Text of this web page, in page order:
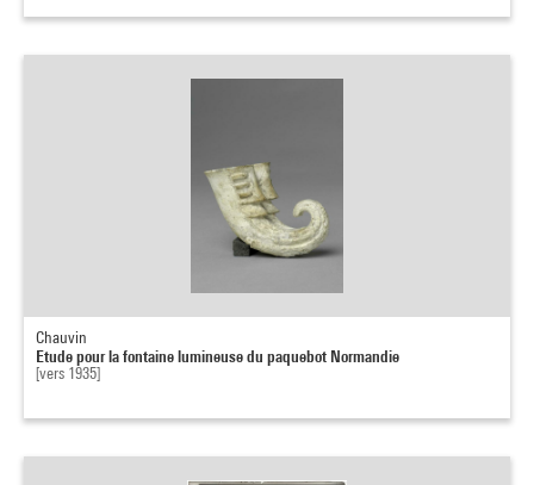
Chauvin
Etude pour la fontaine lumineuse du paquebot Normandie
[vers 1935]